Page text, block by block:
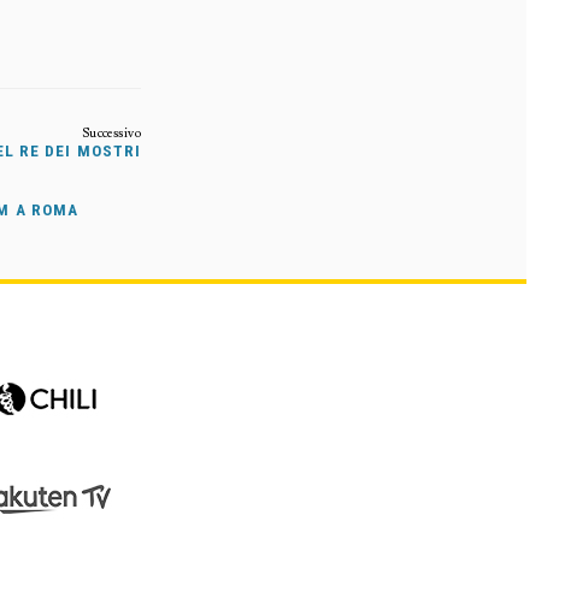
RE DEI MOSTRI
A ROMA